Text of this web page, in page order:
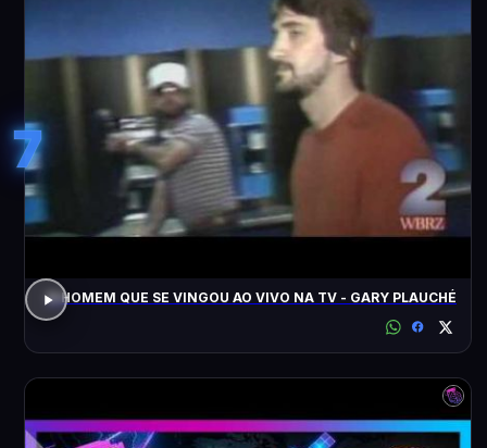
7
O HOMEM QUE SE VINGOU AO VIVO NA TV - GARY PLAUCHÉ